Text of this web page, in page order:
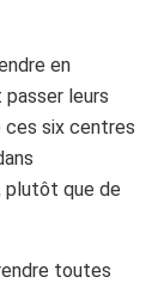
en
leurs
ces six centres
plutôt que de
toutes